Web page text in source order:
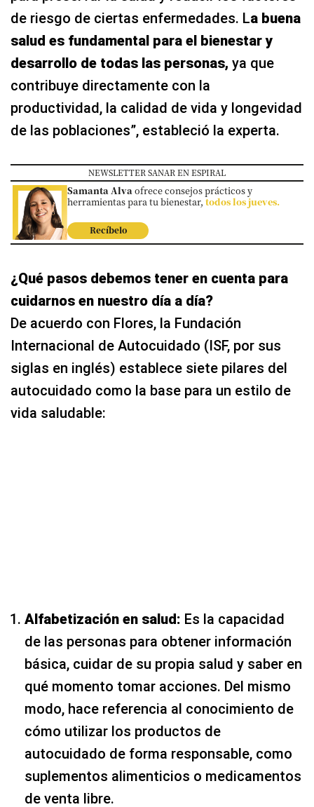
de riesgo de ciertas enfermedades. La buena
salud es fundamental para el bienestar y
desarrollo de todas las personas, ya que
contribuye directamente con la
productividad, la calidad de vida y longevidad
de las poblaciones”, estableció la experta.
NEWSLETTER SANAR EN ESPIRAL
Samanta Alvaofrece consejos prácticos y
herramientas para tu bienestar,todos los jueves.
Recíbelo
¿Qué pasos debemos tener en cuenta para
cuidarnos en nuestro día a día?
De acuerdo con Flores, la Fundación
Internacional de Autocuidado (ISF, por sus
siglas en inglés) establece siete pilares del
autocuidado como la base para un estilo de
vida saludable:
Alfabetización en salud: Es la capacidad
de las personas para obtener información
básica, cuidar de su propia salud y saber en
qué momento tomar acciones. Del mismo
modo, hace referencia al conocimiento de
cómo utilizar los productos de
autocuidado de forma responsable, como
suplementos alimenticios o medicamentos
de venta libre.